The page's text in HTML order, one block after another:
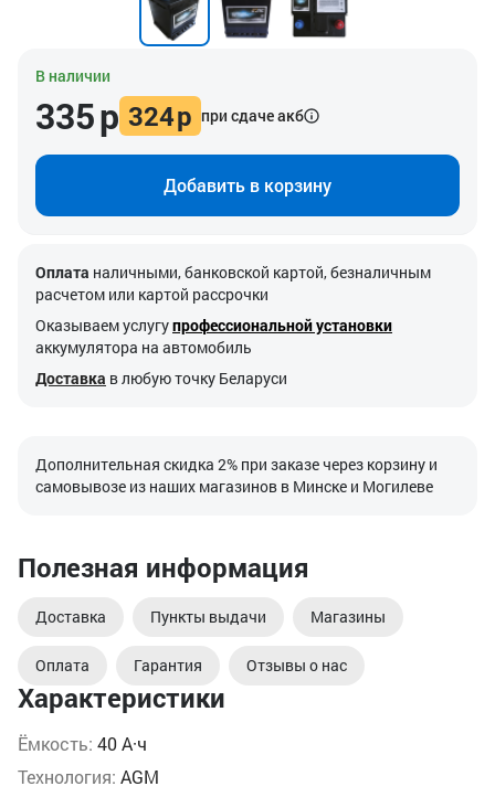
Характеристики
Ёмкость: 40 А·ч
Технология: AGM
В наличии
335р 324р при сдаче акб
Добавить в корзину
Оплата наличными, банковской картой, безналичным
расчетом или картой рассрочки
Оказываем услугупрофессиональной установки
аккумулятора на автомобиль
Доставка в любую точку Беларуси
Дополнительная скидка 2% при заказе через корзину и
самовывозе из наших магазинов в Минске и Могилеве
Полезная информация
Доставка Пункты выдачи Магазины
Оплата Гарантия Отзывы о нас